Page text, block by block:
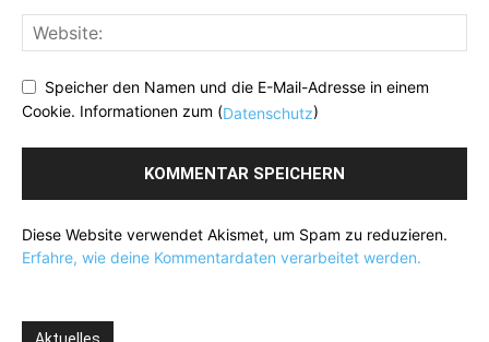
Speicher den Namen und die E-Mail-Adresse in einem
Cookie. Informationen zum (Datenschutz)
Diese Website verwendet Akismet, um Spam zu reduzieren.
Erfahre, wie deine Kommentardaten verarbeitet werden.
Aktuelles